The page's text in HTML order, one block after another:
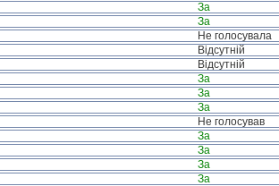
За
За
Не голосувала
Відсутній
Відсутній
За
За
За
Не голосував
За
За
За
За